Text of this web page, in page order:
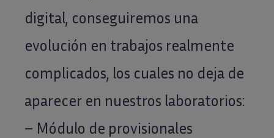
digital, conseguiremos una
evolución en trabajos realmente
complicados, los cuales no deja de
aparecer en nuestros laboratorios:
– Módulo de provisionales